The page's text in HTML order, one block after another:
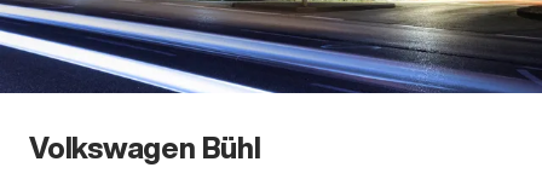
Volkswagen Bühl